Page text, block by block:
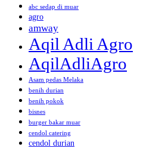
abc sedap di muar
agro
amway
Aqil Adli Agro
AqilAdliAgro
Asam pedas Melaka
benih durian
benih pokok
bisnes
burger bakar muar
cendol catering
cendol durian